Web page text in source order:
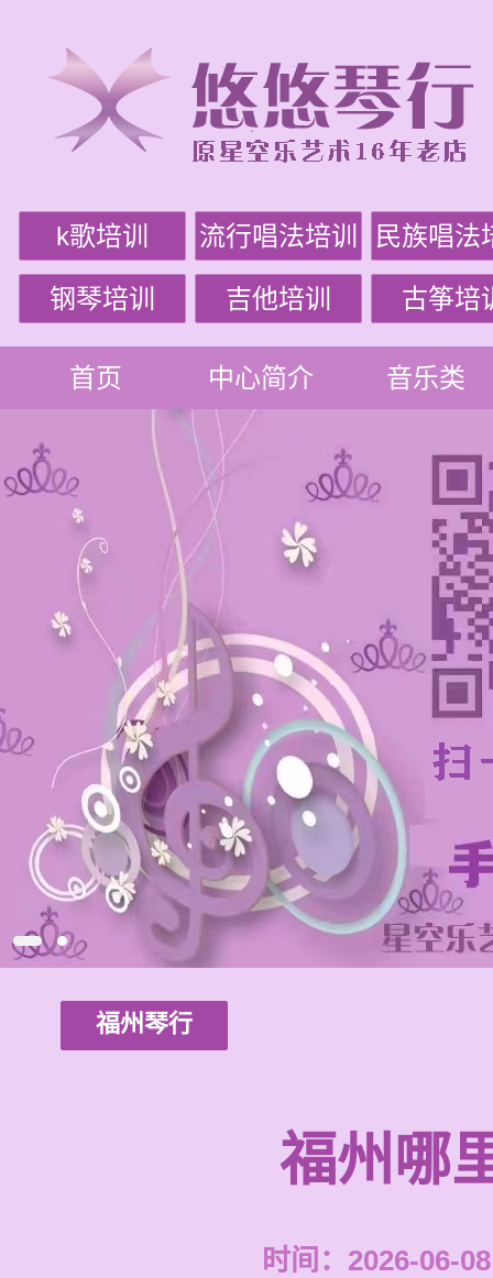
k歌培训 流行唱法培训 民族唱法
钢琴培训 吉他培训 古筝培
首页 中心简介 音乐类
福州琴行
福州哪
时间：2026-06-